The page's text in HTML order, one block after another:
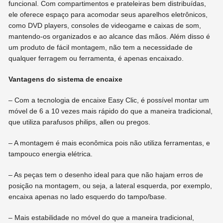
funcional. Com compartimentos e prateleiras bem distribuídas,
ele oferece espaço para acomodar seus aparelhos eletrônicos,
como DVD players, consoles de videogame e caixas de som,
mantendo-os organizados e ao alcance das mãos. Além disso é
um produto de fácil montagem, não tem a necessidade de
qualquer ferragem ou ferramenta, é apenas encaixado.
Vantagens do sistema de encaixe
– Com a tecnologia de encaixe Easy Clic, é possível montar um
móvel de 6 a 10 vezes mais rápido do que a maneira tradicional,
que utiliza parafusos philips, allen ou pregos.
– A montagem é mais econômica pois não utiliza ferramentas, e
tampouco energia elétrica.
– As peças tem o desenho ideal para que não hajam erros de
posição na montagem, ou seja, a lateral esquerda, por exemplo,
encaixa apenas no lado esquerdo do tampo/base.
– Mais estabilidade no móvel do que a maneira tradicional,